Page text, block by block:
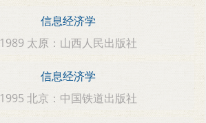
信息经济学
1989 太原：山西人民出版社
信息经济学
1995 北京：中国铁道出版社